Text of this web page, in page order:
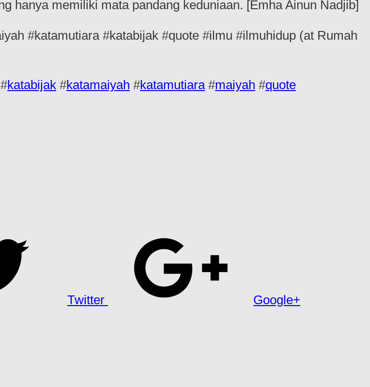
hanya memiliki mata pandang keduniaan. [Emha Ainun Nadjib]
#katamutiara #katabijak #quote #ilmu #ilmuhidup (at Rumah
#katabijak #katamaiyah #katamutiara#maiyah #quote
Twitter Google+